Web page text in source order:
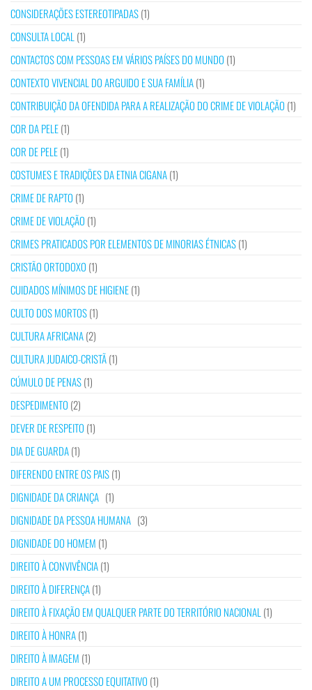
CONSIDERAÇÕES ESTEREOTIPADAS(1)
CONSULTA LOCAL (1)
CONTACTOS COM PESSOAS EM VÁRIOS PAÍSES DO MUNDO (1)
CONTEXTO VIVENCIAL DO ARGUIDO E SUA FAMÍLIA(1)
CONTRIBUIÇÃO DA OFENDIDA PARA A REALIZAÇÃO DO CRIME DE VIOLAÇÃO (1)
COR DA PELE(1)
COR DE PELE(1)
COSTUMES E TRADIÇÕES DA ETNIA CIGANA(1)
CRIME DE RAPTO (1)
CRIME DE VIOLAÇÃO (1)
CRIMES PRATICADOS POR ELEMENTOS DE MINORIAS ÉTNICAS(1)
CRISTÃO ORTODOXO (1)
CUIDADOS MÍNIMOS DE HIGIENE(1)
CULTO DOS MORTOS(1)
CULTURA AFRICANA(2)
CULTURA JUDAICO-CRISTÃ(1)
CÚMULO DE PENAS(1)
DESPEDIMENTO (2)
DEVER DE RESPEITO (1)
DIA DE GUARDA(1)
DIFERENDO ENTRE OS PAIS(1)
DIGNIDADE DA CRIANÇA (1)
DIGNIDADE DA PESSOA HUMANA (3)
DIGNIDADE DO HOMEM (1)
DIREITO À CONVIVÊNCIA(1)
DIREITO À DIFERENÇA(1)
DIREITO À FIXAÇÃO EM QUALQUER PARTE DO TERRITÓRIO NACIONAL (1)
DIREITO À HONRA(1)
DIREITO À IMAGEM (1)
DIREITO A UM PROCESSO EQUITATIVO (1)